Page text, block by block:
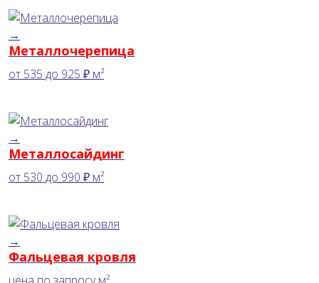
→
Металлочерепица
от 535 до 925 ₽ м²
→
Металлосайдинг
от 530 до 990 ₽ м²
→
Фальцевая кровля
цена по запросу м²